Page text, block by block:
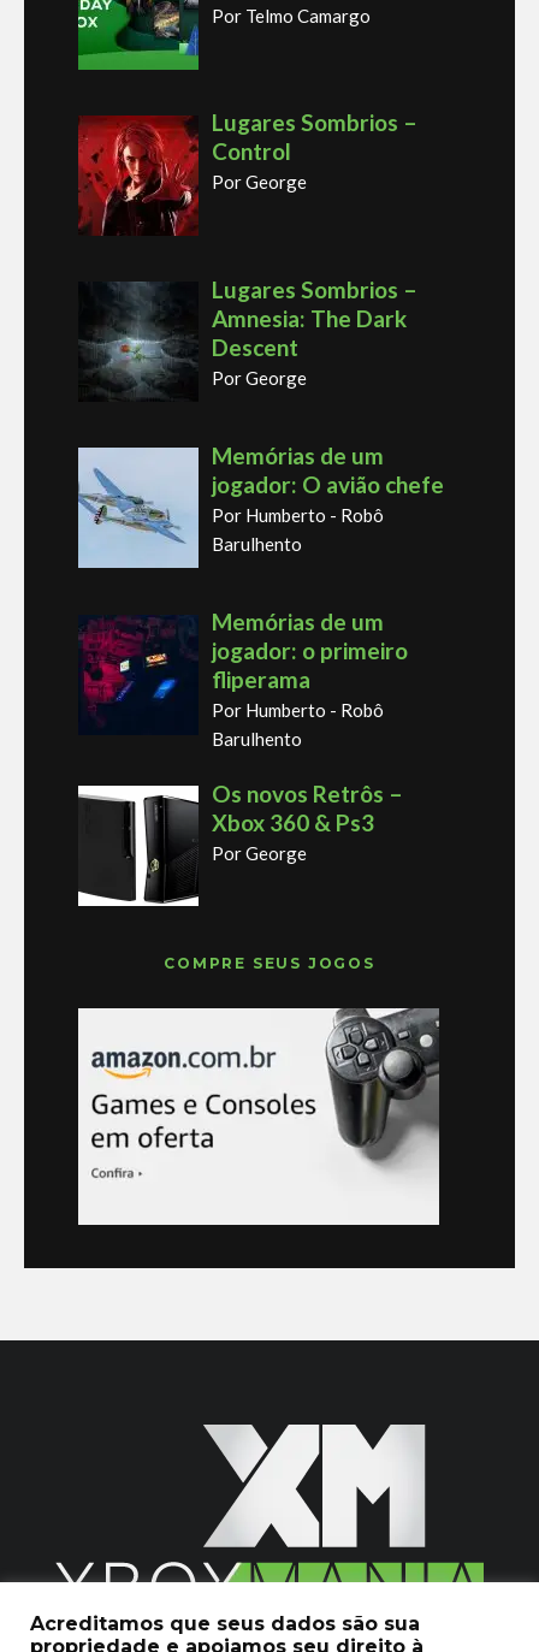
Por Telmo Camargo
Lugares Sombrios –
Control
Por George
Lugares Sombrios –
Amnesia: The Dark
Descent
Por George
Memórias de um
jogador: O avião chefe
Por Humberto - Robô
Barulhento
Memórias de um
jogador: o primeiro
fliperama
Por Humberto - Robô
Barulhento
Os novos Retrôs –
Xbox 360 & Ps3
Por George
COMPRE SEUS JOGOS
2020 © Xboxmania. Todos os Direitos Reservados.
Acreditamos que seus dados são sua
propriedade e apoiamos seu direito à